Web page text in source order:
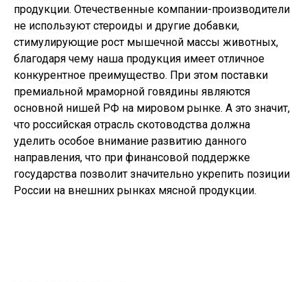
продукции. Отечественные компании-производители
не используют стероиды и другие добавки,
стимулирующие рост мышечной массы животных,
благодаря чему наша продукция имеет отличное
конкурентное преимущество. При этом поставки
премиальной мраморной говядины являются
основной нишей РФ на мировом рынке. А это значит,
что российская отрасль скотоводства должна
уделить особое внимание развитию данного
направления, что при финансовой поддержке
государства позволит значительно укрепить позиции
России на внешних рынках мясной продукции.